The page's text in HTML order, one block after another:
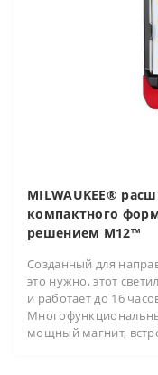
MILWAUKEE®
компактного
решением M12™
Созданный для
это нужно, этот
и работает до 16
мощный магнит,